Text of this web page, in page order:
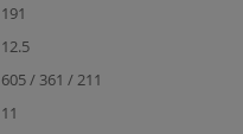
191
12.5
605 / 361 / 211
11